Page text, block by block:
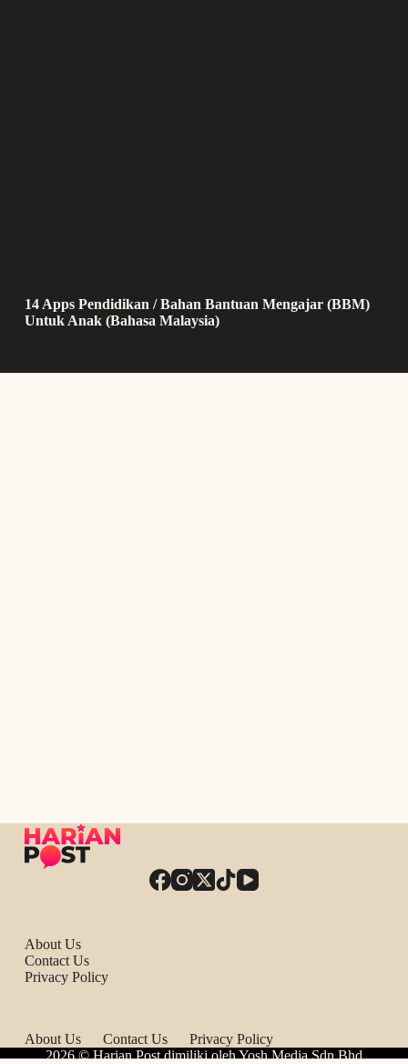
14 Apps Pendidikan / Bahan Bantuan Mengajar (BBM)
Untuk Anak (Bahasa Malaysia)
About Us
Contact Us
Privacy Policy
About Us Contact Us
Privacy Policy
2026 © Harian Post dimiliki oleh Yosh Media Sdn Bhd